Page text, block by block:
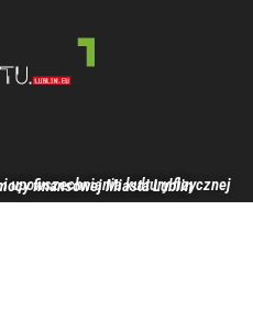
fizycznej realizowane jest przy pomocy finansowej Miasta Lublin